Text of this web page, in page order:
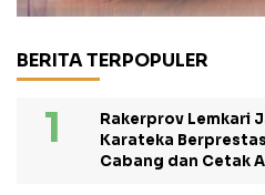
BERITA TERPOPULER
Rakerprov Lemkari
Karateka
Cabang dan Cetak